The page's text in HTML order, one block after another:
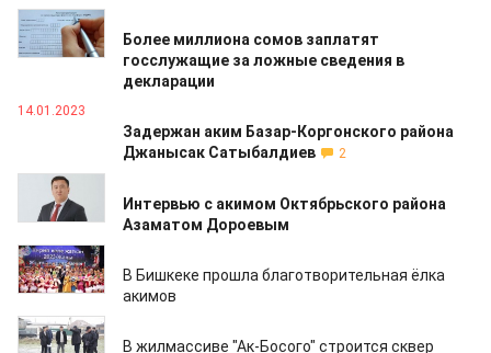
19.01.2023
Более миллиона сомов заплатят
госслужащие за ложные сведения в
декларации
14.01.2023
Задержан аким Базар-Коргонского района
Джанысак Сатыбалдиев
2
31.12.2022
Интервью с акимом Октябрьского района
Азаматом Дороевым
27.12.2022
В Бишкеке прошла благотворительная ёлка
акимов
30.11.2022
В жилмассиве "Ак-Босого" строится сквер